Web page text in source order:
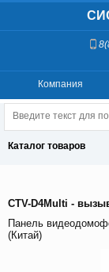
Компания
Каталог товаров
CTV-D4Multi -
Панель
(Китай)